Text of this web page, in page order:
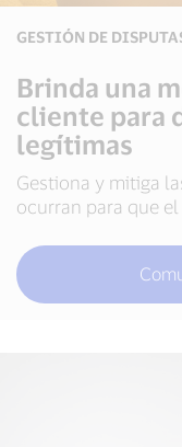
GESTIÓN DE
Brinda una
cliente para
legítimas
Gestiona y mitiga
ocurran para que